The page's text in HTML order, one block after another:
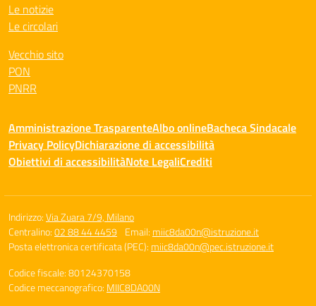
Le notizie
Le circolari
Vecchio sito
PON
PNRR
Amministrazione TrasparenteAlbo onlineBacheca Sindacale
Privacy PolicyDichiarazione di accessibilità
Obiettivi di accessibilitàNote LegaliCrediti
Indirizzo:Via Zuara 7/9, Milano
Centralino:02 88 44 4459 Email: miic8da00n@istruzione.it
Posta elettronica certificata (PEC): miic8da00n@pec.istruzione.it
Codice fiscale: 80124370158
Codice meccanografico: MIIC8DA00N